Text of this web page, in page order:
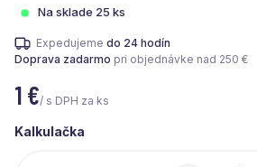
Na sklade 25 ks
Expedujeme do 24 hodín
Doprava zadarmo pri objednávke nad 250 €
1 €/ s DPH za ks
Kalkulačka